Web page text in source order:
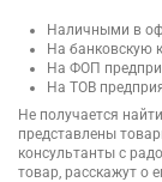
Наличными в
На банковскую
На ФОП
На ТОВ
Не получается
представлены
консультанты с
товар, расскажут о